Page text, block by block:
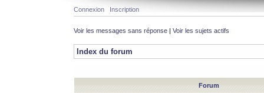
Connexion Inscription
Voir les messages sans réponse | Voir les sujets actifs
Index du forum
Forum